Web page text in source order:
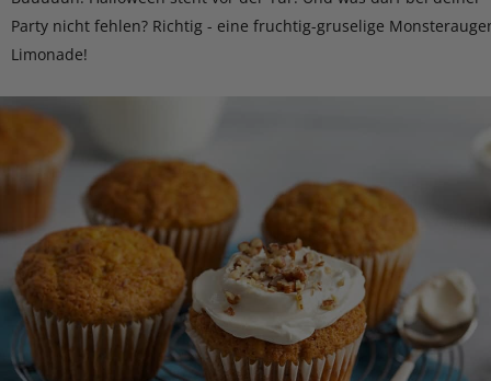
Party nicht fehlen? Richtig - eine fruchtig-gruselige
Limonade!